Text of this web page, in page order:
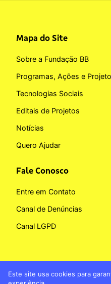
Mapa do Site
Sobre a Fundação BB
Programas, Ações e
Tecnologias Sociais
Editais de Projetos
Notícias
Quero Ajudar
Fale Conosco
Entre em Contato
Canal de Denúncias
Canal LGPD
Este site usa cookies para